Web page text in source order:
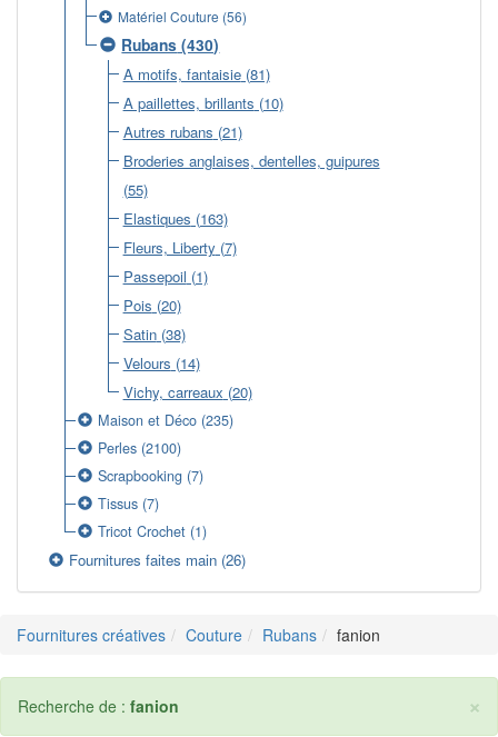
Matériel Couture (56)
Rubans (430)
A motifs, fantaisie(81)
A paillettes, brillants (10)
Autres rubans (21)
Broderies anglaises, dentelles, guipures
(55)
Elastiques (163)
Fleurs, Liberty(7)
Passepoil (1)
Pois (20)
Satin(38)
Velours (14)
Vichy, carreaux (20)
Maison et Déco (235)
Perles (2100)
Scrapbooking (7)
Tissus (7)
Tricot Crochet (1)
Fournitures faites main (26)
Fournitures créatives Couture Rubans fanion
×
Recherche de : fanion